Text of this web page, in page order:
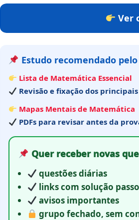
Ver
Estudo recomendado
Lista de Matemática Essencial
Revisão e fixação dos
Mapas Mentais de Matemática
PDFs para revisar antes da
Quer receber novas
questões diárias
links com solução
avisos importantes
grupo fechado, sem